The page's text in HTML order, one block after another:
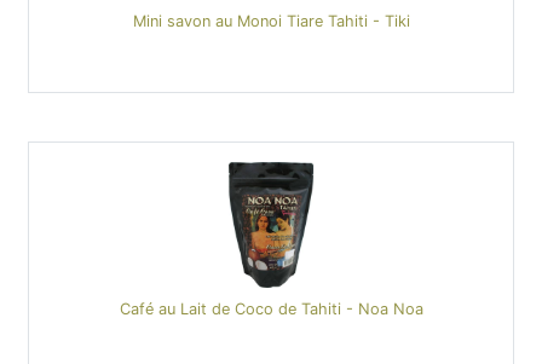
Mini savon au Monoi Tiare Tahiti - Tiki
Café au Lait de Coco de Tahiti - Noa Noa